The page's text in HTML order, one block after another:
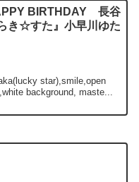
BIRTHDAY 長谷
き☆すた』小早川ゆた
star),smile,open
background, maste...